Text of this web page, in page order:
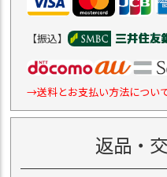
【振込】
→送料とお支払い方法につい
返品・